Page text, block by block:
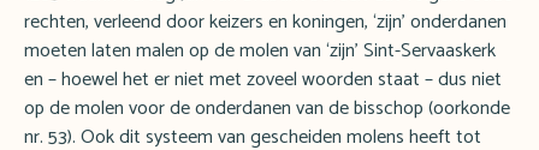
rechten, verleend door keizers en koningen, ‘zijn’ onderdanen
moeten laten malen op de molen van ‘zijn’ Sint-Servaaskerk
en – hoewel het er niet met zoveel woorden staat – dus niet
op de molen voor de onderdanen van de bisschop (oorkonde
nr. 53). Ook dit systeem van gescheiden molens heeft tot